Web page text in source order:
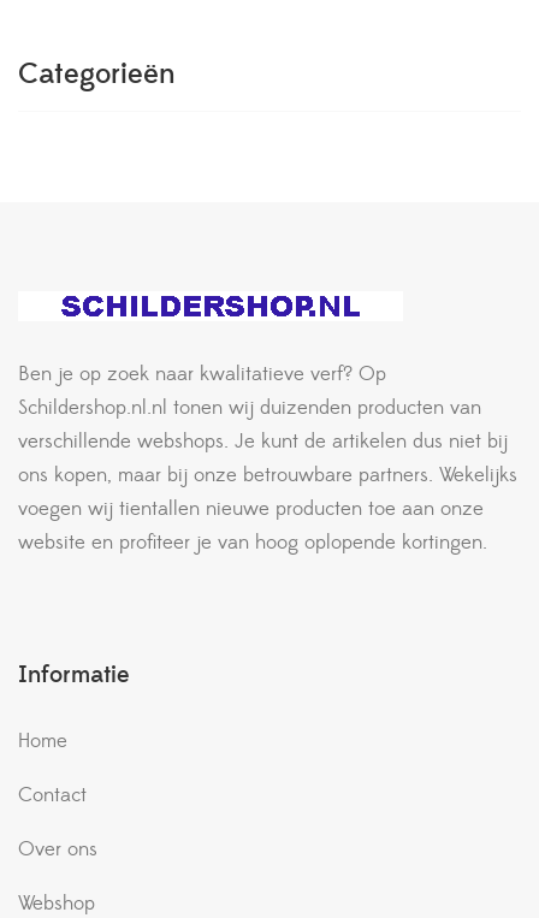
Categorieën
Ben je op zoek naar kwalitatieve verf? Op
Schildershop.nl.nl tonen wij duizenden producten van
verschillende webshops. Je kunt de artikelen dus niet bij
ons kopen, maar bij onze betrouwbare partners. Wekelijks
voegen wij tientallen nieuwe producten toe aan onze
website en profiteer je van hoog oplopende kortingen.
Informatie
Home
Contact
Over ons
Webshop